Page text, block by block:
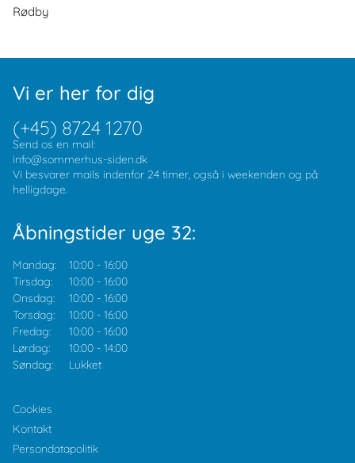
Rødby
Vi er her for dig
(+45) 8724 1270
Send os en mail:
info@sommerhus-siden.dk
Vi besvarer mails indenfor 24 timer, også i weekenden og på
helligdage.
Åbningstider uge 32:
Mandag: 10:00 - 16:00
Tirsdag:
10:00 - 16:00
Onsdag:
10:00 - 16:00
Torsdag:
10:00 - 16:00
Fredag:
10:00 - 16:00
Lørdag:
10:00 - 14:00
Søndag:
Lukket
Cookies
Kontakt
Persondatapolitik